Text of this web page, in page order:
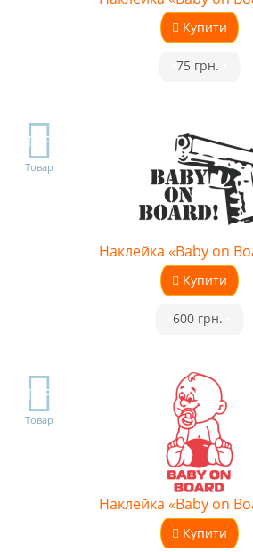
Купити
75 грн.
TOP
Товар
Наклейка «Baby on
Купити
600 грн.
TOP
Товар
Наклейка «Baby on
Купити